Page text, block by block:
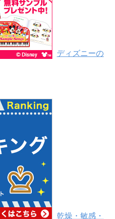
ディズニーの
乾燥・敏感・